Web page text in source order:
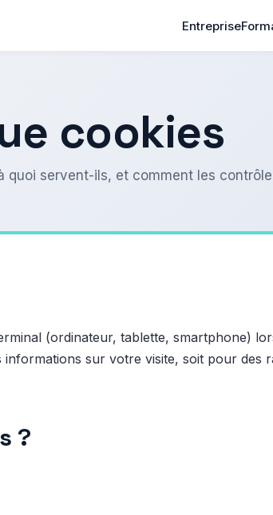
Entreprise
cookies
quoi servent-ils, et comment les
(ordinateur, tablette, smartphone)
sur votre visite, soit pour des
?